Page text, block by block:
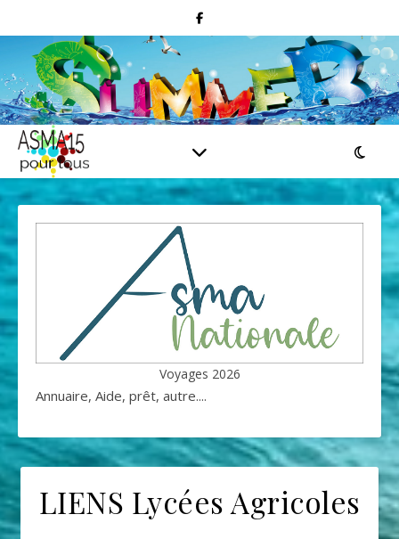
Voyages 2026
Annuaire, Aide, prêt, autre....
LIENS Lycées Agricoles